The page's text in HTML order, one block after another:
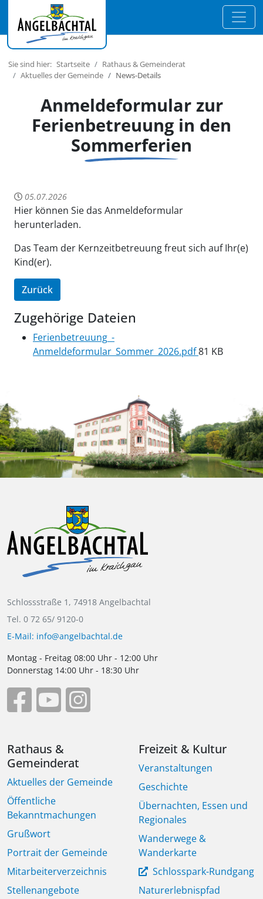
Sie sind hier: Startseite
Rathaus & Gemeinderat
Aktuelles der Gemeinde
News-Details
Anmeldeformular zur
Ferienbetreuung in den
Sommerferien
05.07.2026
Hier können Sie das Anmeldeformular
herunterladen.
Das Team der Kernzeitbetreuung freut sich auf Ihr(e)
Kind(er).
Zurück
Zugehörige Dateien
Ferienbetreuung_-
Anmeldeformular_Sommer_2026.pdf81 KB
Schlossstraße 1, 74918 Angelbachtal
Tel. 0 72 65/ 9120-0
E-Mail: info@angelbachtal.de
Montag - Freitag 08:00 Uhr - 12:00 Uhr
Donnerstag 14:00 Uhr - 18:30 Uhr
Rathaus &
Gemeinderat
Aktuelles der Gemeinde
Öffentliche
Bekanntmachungen
Grußwort
Portrait der Gemeinde
Mitarbeiterverzeichnis
Stellenangebote
Freizeit & Kultur
Veranstaltungen
Geschichte
Übernachten, Essen und
Regionales
Wanderwege &
Wanderkarte
Schlosspark-Rundgang
Naturerlebnispfad